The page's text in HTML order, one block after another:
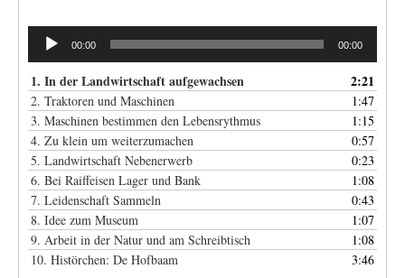
Audio-
Player
00:00 00:00
1. In der Landwirtschaft aufgewachsen 2:21
2. Traktoren und Maschinen
1:47
3. Maschinen bestimmen den Lebensrythmus
1:15
4. Zu klein um weiterzumachen
0:57
5. Landwirtschaft Nebenerwerb
0:23
6. Bei Raiffeisen Lager und Bank
1:08
7. Leidenschaft Sammeln
0:43
8. Idee zum Museum
1:07
9. Arbeit in der Natur und am Schreibtisch
1:08
10. Histörchen: De Hofbaam
3:46